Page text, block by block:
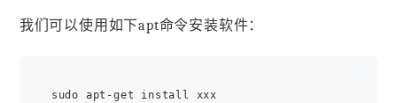
我们可以使用如下apt命令安装软件：